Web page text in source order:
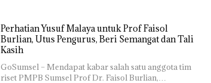
Perhatian Yusuf Malaya untuk Prof Faisol
Burlian, Utus Pengurus, Beri Semangat dan Tali
Kasih
GoSumsel – Mendapat kabar salah satu anggota tim
riset PMPB Sumsel Prof Dr. Faisol Burlian,…